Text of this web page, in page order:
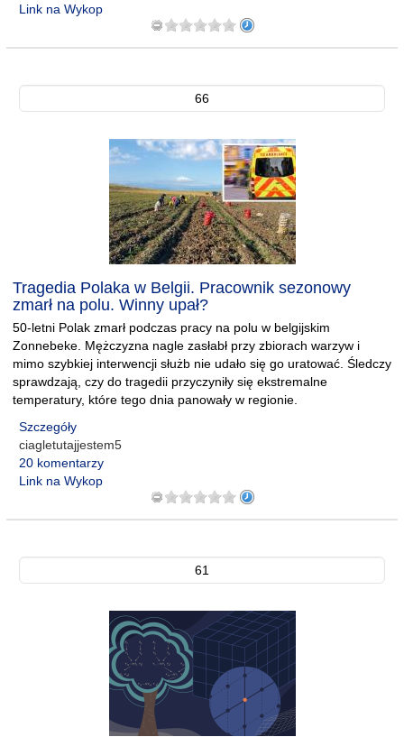
Link na Wykop
66
Tragedia Polaka w Belgii. Pracownik sezonowy
zmarł na polu. Winny upał?
50-letni Polak zmarł podczas pracy na polu w belgijskim
Zonnebeke. Mężczyzna nagle zasłabł przy zbiorach warzyw i
mimo szybkiej interwencji służb nie udało się go uratować. Śledczy
sprawdzają, czy do tragedii przyczyniły się ekstremalne
temperatury, które tego dnia panowały w regionie.
Szczegóły
ciagletutajjestem5
20 komentarzy
Link na Wykop
61